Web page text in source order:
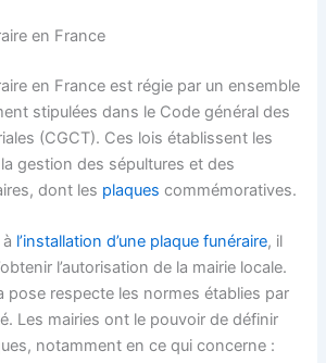
en France
en France est régie par un ensemble
stipulées dans le Code général des
(CGCT). Ces lois établissent les
gestion des sépultures et des
dont les plaquescommémoratives.
l’installation d’une plaque funéraire, il
l’autorisation de la mairie locale.
pose respecte les normes établies par
Les mairies ont le pouvoir de définir
notamment en ce qui concerne :